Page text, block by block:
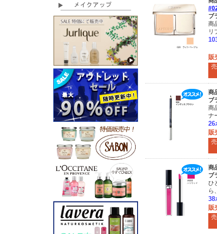
ブ
商
リ
販
商
ブ
商
ナ
26
販
商
ブ
ひ
ら
38
販